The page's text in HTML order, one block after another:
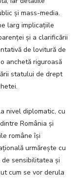
și mass-media.
larg implicațiile
și a clarificării
de lovitură de
anchetă riguroasă
statului de drept
nivel diplomatic, cu
România și
române își
urmărește cu
sensibilitatea și
cum se vor derula